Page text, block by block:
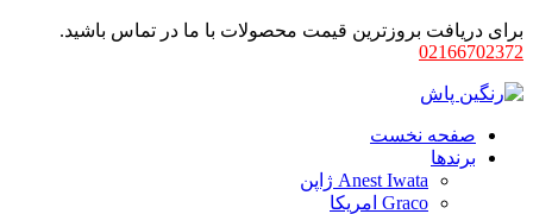
برای دریافت بروزترین قیمت محصولات با ما در تماس باشید.
02166702372
صفحه نخست
برندها
Anest Iwata ژاپن
Graco امریکا